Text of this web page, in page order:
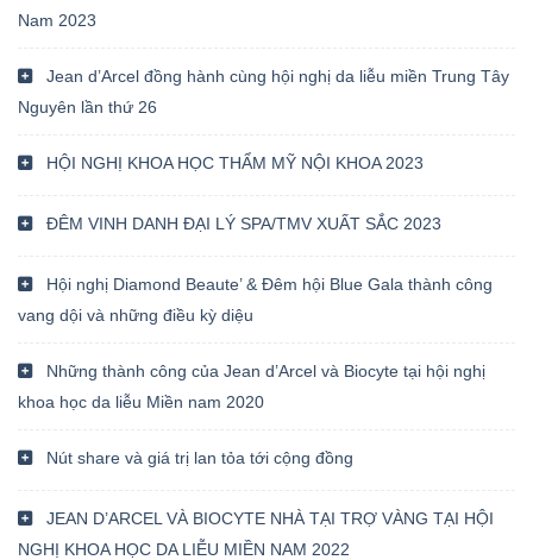
Nam 2023
Jean d’Arcel đồng hành cùng hội nghị da liễu miền Trung Tây
Nguyên lần thứ 26
HỘI NGHỊ KHOA HỌC THẨM MỸ NỘI KHOA 2023
ĐÊM VINH DANH ĐẠI LÝ SPA/TMV XUẤT SẮC 2023
Hội nghị Diamond Beaute’ & Đêm hội Blue Gala thành công
vang dội và những điều kỳ diệu
Những thành công của Jean d’Arcel và Biocyte tại hội nghị
khoa học da liễu Miền nam 2020
Nút share và giá trị lan tỏa tới cộng đồng
JEAN D’ARCEL VÀ BIOCYTE NHÀ TẠI TRỢ VÀNG TẠI HỘI
NGHỊ KHOA HỌC DA LIỄU MIỀN NAM 2022